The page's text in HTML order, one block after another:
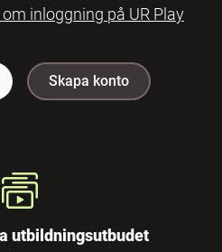
inloggning på UR Play
Skapa konto
utbildningsutbudet